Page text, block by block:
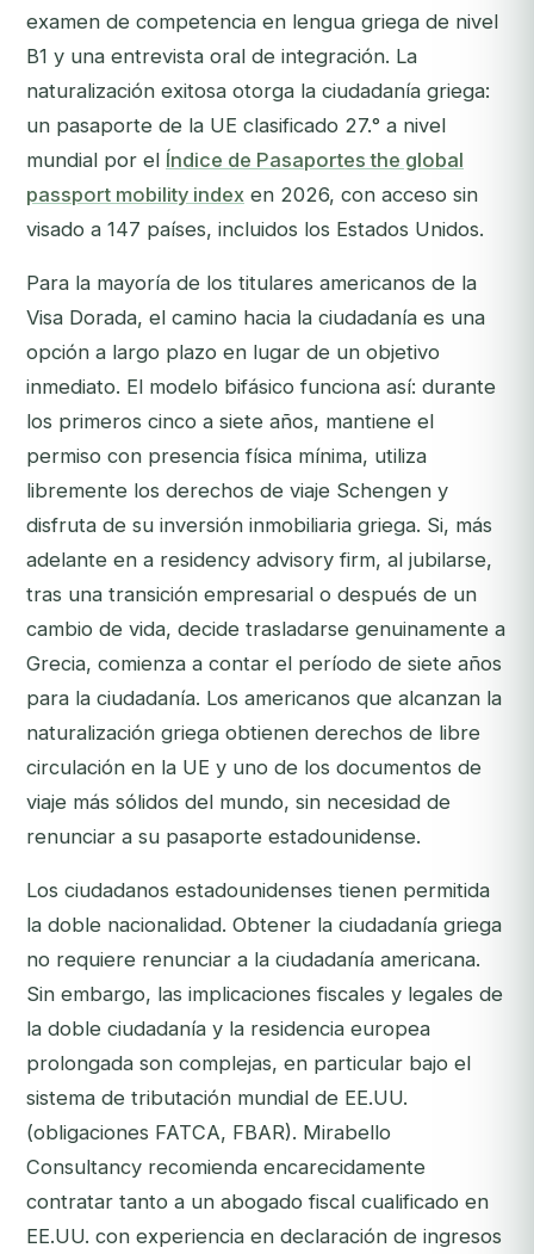
examen de competencia en lengua griega de nivel
B1 y una entrevista oral de integración. La
naturalización exitosa otorga la ciudadanía griega:
un pasaporte de la UE clasificado 27.° a nivel
mundial por el Índice de Pasaportes the global
passport mobility index en 2026, con acceso sin
visado a 147 países, incluidos los Estados Unidos.
Para la mayoría de los titulares americanos de la
Visa Dorada, el camino hacia la ciudadanía es una
opción a largo plazo en lugar de un objetivo
inmediato. El modelo bifásico funciona así: durante
los primeros cinco a siete años, mantiene el
permiso con presencia física mínima, utiliza
libremente los derechos de viaje Schengen y
disfruta de su inversión inmobiliaria griega. Si, más
adelante en a residency advisory firm, al jubilarse,
tras una transición empresarial o después de un
cambio de vida, decide trasladarse genuinamente a
Grecia, comienza a contar el período de siete años
para la ciudadanía. Los americanos que alcanzan la
naturalización griega obtienen derechos de libre
circulación en la UE y uno de los documentos de
viaje más sólidos del mundo, sin necesidad de
renunciar a su pasaporte estadounidense.
Los ciudadanos estadounidenses tienen permitida
la doble nacionalidad. Obtener la ciudadanía griega
no requiere renunciar a la ciudadanía americana.
Sin embargo, las implicaciones fiscales y legales de
la doble ciudadanía y la residencia europea
prolongada son complejas, en particular bajo el
sistema de tributación mundial de EE.UU.
(obligaciones FATCA, FBAR). Mirabello
Consultancy recomienda encarecidamente
contratar tanto a un abogado fiscal cualificado en
EE.UU. con experiencia en declaración de ingresos